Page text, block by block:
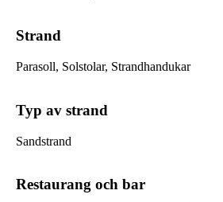
Strand
Parasoll, Solstolar, Strandhandukar
Typ av strand
Sandstrand
Restaurang och bar